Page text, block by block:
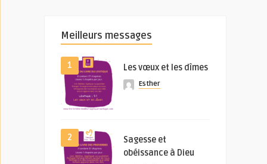
Meilleurs messages
1 Les vœux et les dîmes
Esther
2
Sagesse et
obéissance à Dieu